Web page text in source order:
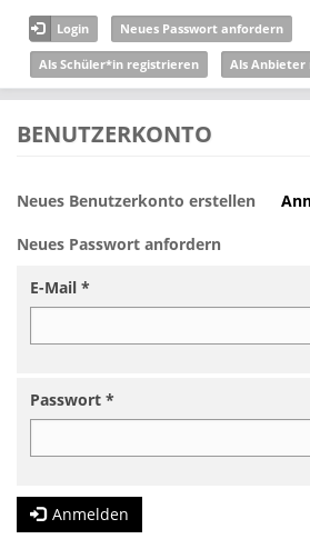
Direkt zum Inhalt
Login Neues Passwort anfordern
Als Schüler*in registrieren Als
BENUTZERKONTO
Haupt-Reiter
Neues Benutzerkonto erstellen
Neues Passwort anfordern
E-Mail *
Passwort *
Anmelden